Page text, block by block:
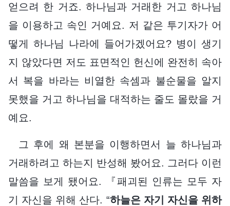
얻으려 한 거죠. 하나님과 거래한 거고 하나님
을 이용하고 속인 거예요. 저 같은 투기자가 어
떻게 하나님 나라에 들어가겠어요? 병이 생기
지 않았다면 저도 표면적인 헌신에 완전히 속아
서 복을 바라는 비열한 속셈과 불순물을 알지
못했을 거고 하나님을 대적하는 줄도 몰랐을 거
예요.
그 후에 왜 본분을 이행하면서 늘 하나님과
거래하려고 하는지 반성해 봤어요. 그러다 이런
말씀을 보게 됐어요. 『패괴된 인류는 모두 자
기 자신을 위해 산다. “하늘은 자기 자신을 위하